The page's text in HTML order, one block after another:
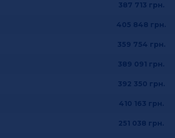
387 713 грн.
405 848 грн.
359 754 грн.
389 091 грн.
392 350 грн.
410 163 грн.
251 038 грн.